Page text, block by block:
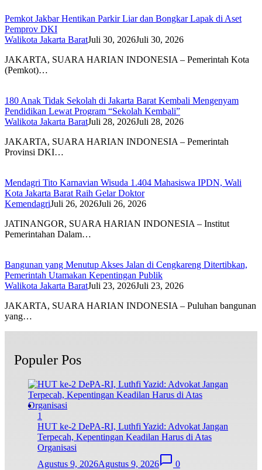
Pemkot Jakbar Hentikan Parkir Liar dan Bongkar Lapak di Aset
Pemprov DKI
Walikota Jakarta BaratJuli 30, 2026Juli 30, 2026
JAKARTA, SUARA HARIAN INDONESIA – Pemerintah Kota
(Pemkot)…
180 Anak Tidak Sekolah di Jakarta Barat Kembali Mengenyam
Pendidikan Lewat Program “Sekolah Kembali”
Walikota Jakarta BaratJuli 28, 2026Juli 28, 2026
JAKARTA, SUARA HARIAN INDONESIA – Pemerintah
Provinsi DKI…
Mendagri Tito Karnavian Wisuda 1.404 Mahasiswa IPDN, Wali
Kota Jakarta Barat Raih Gelar Doktor
KemendagriJuli 26, 2026Juli 26, 2026
JATINANGOR, SUARA HARIAN INDONESIA – Institut
Pemerintahan Dalam…
Bangunan yang Menutup Akses Jalan di Cengkareng Ditertibkan,
Pemerintah Utamakan Kepentingan Publik
Walikota Jakarta BaratJuli 23, 2026Juli 23, 2026
JAKARTA, SUARA HARIAN INDONESIA – Puluhan bangunan
yang…
Populer Pos
1
HUT ke-2 DePA-RI, Luthfi Yazid: Advokat Jangan
Terpecah, Kepentingan Keadilan Harus di Atas
Organisasi
Agustus 9, 2026Agustus 9, 2026 0